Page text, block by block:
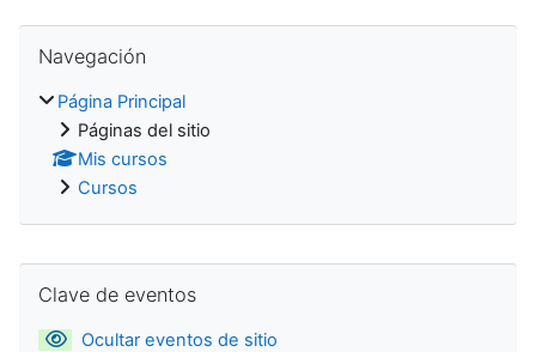
Navegación
Página Principal
Páginas del sitio
Mis cursos
Cursos
Clave de eventos
Ocultar eventos de sitio